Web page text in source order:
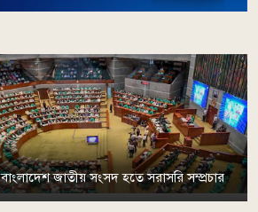
বাংলাদেশ জাতীয় সংসদ হতে সরাসরি সম্প্রচার